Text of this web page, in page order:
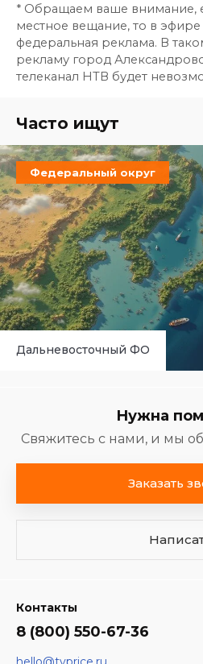
* Обращаем ваше внимание,
местное вещание, то в эфире
федеральная реклама. В
рекламу город
телеканал НТВ будет
Часто ищут
Федеральный округ
Дальневосточный ФО
Нужна
Свяжитесь с нами, и мы
Заказать
Контакты
8 (800) 550-67-36